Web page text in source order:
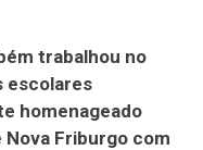
trabalhou no
escolares
homenageado
Nova Friburgo com